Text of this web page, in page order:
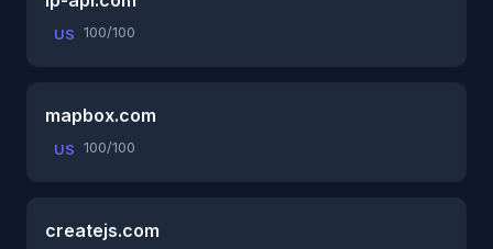
US 100/100
mapbox.com
US 100/100
createjs.com